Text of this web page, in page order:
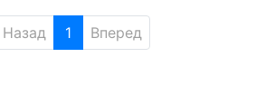
Назад 1 Вперед